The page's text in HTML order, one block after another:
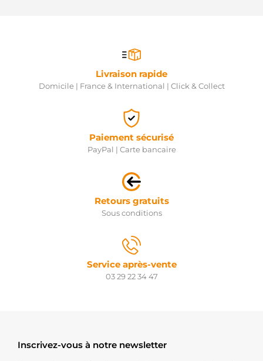
Livraison rapide
Domicile | France & International | Click & Collect
Paiement sécurisé
PayPal | Carte bancaire
Retours gratuits
Sous conditions
Service après-vente
03 29 22 34 47
Inscrivez-vous à notre newsletter